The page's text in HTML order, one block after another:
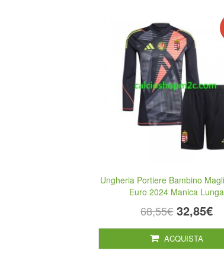
Ungheria Portiere Bambino
Euro 2024 Manica Lunga
68,55€ 32,85€
ACQUISTA